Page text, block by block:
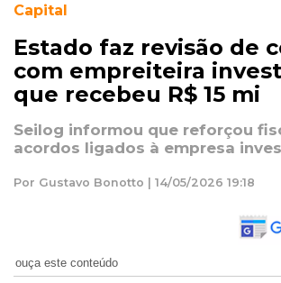
Capital
Estado faz revisão de
com empreiteira
que recebeu R$ 15 mi
Seilog informou que reforçou
acordos ligados à empresa
Por Gustavo Bonotto | 14/05/2026 19:18
ouça este conteúdo